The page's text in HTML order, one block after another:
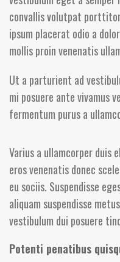
convallis volutpat
ipsum placerat odio a
mollis proin venenatis
Ut a parturient ad
mi posuere ante vivamus
fermentum purus a
Varius a ullamcorper duis
eros venenatis donec
eu sociis. Suspendisse
aliquam suspendisse
vestibulum dui posuere
Potenti penatibus